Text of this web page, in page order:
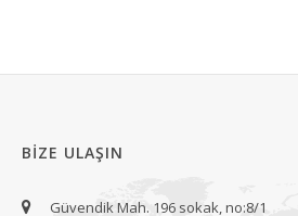
BIZE ULAŞIN
Güvendik Mah. 196 sokak, no:8/1